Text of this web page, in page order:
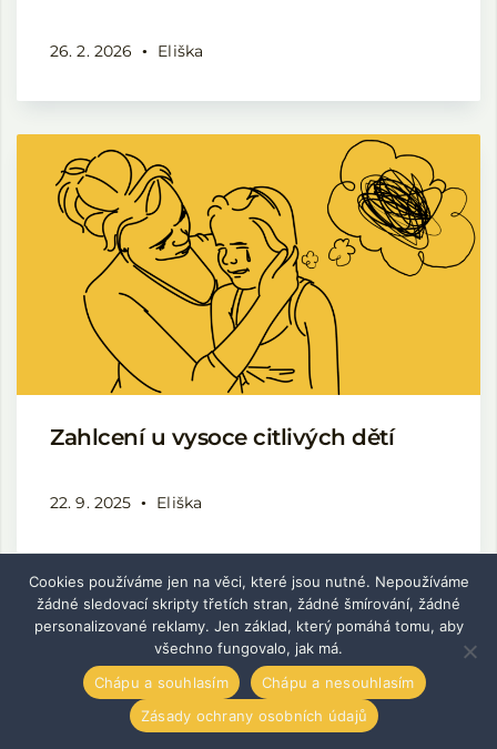
26. 2. 2026 Eliška
Zahlcení u vysoce citlivých dětí
22. 9. 2025 Eliška
Leave a reply
Vaše e-mailová adresa nebude zveřejněna. Vyžadované
informace jsou označeny
Cookies používáme jen na věci, které jsou nutné. Nepoužíváme
žádné sledovací skripty třetích stran, žádné šmírování, žádné
personalizované reklamy. Jen základ, který pomáhá tomu, aby
všechno fungovalo, jak má.
Chápu a souhlasím
Chápu a nesouhlasím
Zásady ochrany osobních údajů